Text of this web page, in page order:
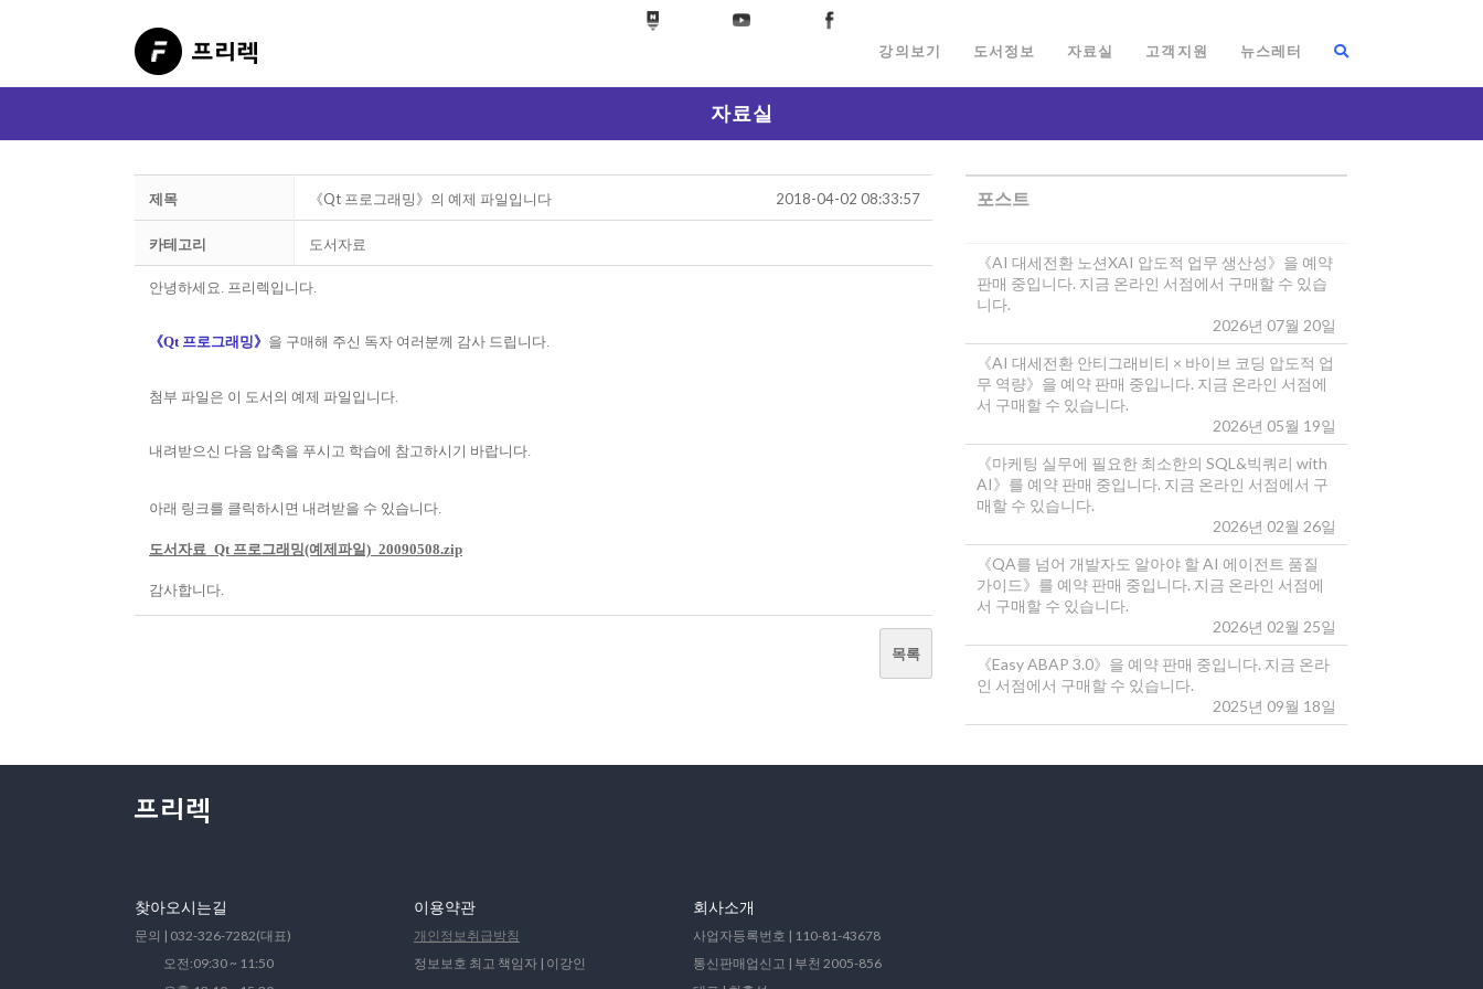
강의보기 도서정보 자료실 고객지원 뉴스레터
자료실
제목 《Qt 프로그래밍》의 예제 파일입니다 2018-04-02 08:33:57
카테고리 도서자료
안녕하세요. 프리렉입니다.
《Qt 프로그래밍》 을 구매해 주신 독자 여러분께 감사 드립니다.
첨부 파일은 이 도서의 예제 파일입니다
내려받으신 다음 압축을 푸시고 학습에 참고하시기 바랍니다
아래 링크를 클릭하시면 내려받을 수 있습니다.
도서자료_Qt 프로그래밍(예제파일)_20090508.zip
감사합니다.
목록
포스트
《AI 대세전환 노션XAI 압도적 업무 생산성》을 예약
판매 중입니다. 지금 온라인 서점에서 구매할 수 있습
니다.
2026년 07월 20일
《AI 대세전환 안티그래비티 × 바이브 코딩 압도적 업
무 역량》을 예약 판매 중입니다. 지금 온라인 서점에
서 구매할 수 있습니다.
2026년 05월 19일
《마케팅 실무에 필요한 최소한의 SQL&빅쿼리 with
AI》를 예약 판매 중입니다. 지금 온라인 서점에서 구
매할 수 있습니다.
2026년 02월 26일
《QA를 넘어 개발자도 알아야 할 AI 에이전트 품질
가이드》를 예약 판매 중입니다. 지금 온라인 서점에
서 구매할 수 있습니다.
2026년 02월 25일
《Easy ABAP 3.0》을 예약 판매 중입니다. 지금 온라
인 서점에서 구매할 수 있습니다.
2025년 09월 18일
찾아오시는길
문의 | 032-326-7282(대표)
오전:09:30 ~ 11:50
이용약관
개인정보취급방침
정보보호 최고 책임자 | 이강인
회사소개
사업자등록번호 | 110-81-43678
통신판매업신고 | 부천 2005-856